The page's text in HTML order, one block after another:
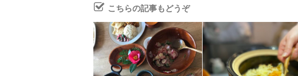
こちらの記事もどうぞ